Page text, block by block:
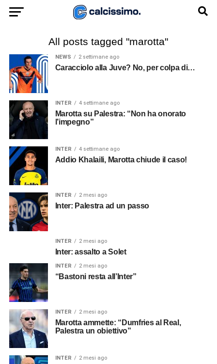
All posts tagged "marotta"
NEWS 2 settimane ago
Caracciolo alla Juve? No, per colpa di…
INTER 4 settimane ago
Marotta su Palestra: “Non ha onorato
l’impegno”
INTER 4 settimane ago
Addio Khalaili, Marotta chiude il caso!
INTER 2 mesi ago
Inter: Palestra ad un passo
INTER 2 mesi ago
Inter: assalto a Solet
INTER 2 mesi ago
“Bastoni resta all’Inter”
INTER 2 mesi ago
Marotta ammette: “Dumfries al Real,
Palestra un obiettivo”
INTER 2 mesi ago